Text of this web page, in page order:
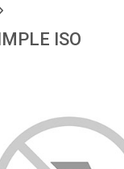
ISO